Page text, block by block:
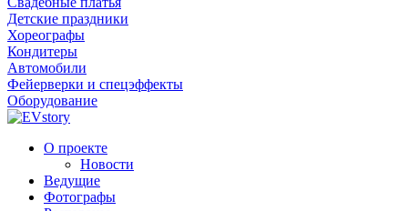
Детские праздники
Хореографы
Кондитеры
Автомобили
Фейерверки и спецэффекты
Оборудование
О проекте
Новости
Ведущие
Фотографы